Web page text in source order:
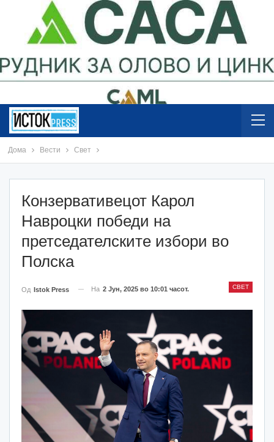
Дома Вести Свет
Конзервативецот Карол
Навроцки победи на
претседателските избори во
Полска
СВЕТ
Од Istok Press На 2 Јун, 2025 во 10:01 часот.